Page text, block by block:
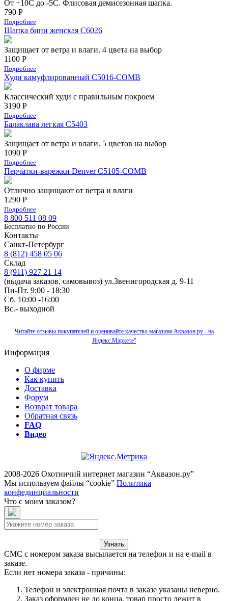
От +10С до -5С. Флисовая демисезонная шапка.
790 Р
Подробнее
Шапка бини женская С6026
Защищает от ветра и влаги. 4 цвета на выбор
1100 Р
Подробнее
Худи камуфлированный C5016-COMB
Классический худи с правильным покроем
3190 Р
Подробнее
Балаклава легкая С5403
Защищает от ветра и влаги. 5 цветов на выбор
1090 Р
Подробнее
Перчатки-варежки Denver C5105-COMB
Отлично защищают от ветра и влаги
1290 Р
Подробнее
8 800 511 08 09
Бесплатно по Роcсии
Контакты
Санкт-Петербург
8 (812) 458 05 06
Склад
8 (911) 927 21 14
(выдача заказов, самовывоз) ул.Звенигородская д. 9-11
Пн-Пт. 9:00 - 18:30
Сб. 10:00 -16:00
Вс.- выходной
Читайте отзывы покупателей и оценивайте качество магазина Аквазон.ру - на
Яндекс.Маркете"
Информация
О фирме
Как купить
Доставка
Форум
Возврат товара
Обратная связь
FAQ
Видео
2008-2026 Охотничий интернет магазин “Аквазон.ру”
Мы используем файлы “cookie” Политика
конфединциальности
Что с моим заказом?
Узнать
СМС с номером заказа высылается на телефон и на e-mail в
заказе.
Если нет номера заказа - причины:
Телефон и электронная почта в заказе указаны неверно.
Заказ оформлен не до конца, товар просто лежит в